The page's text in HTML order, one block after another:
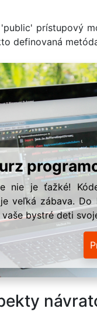
prístupový
definovaná
nie je ťažké!
veľká zábava. Do
bystré deti